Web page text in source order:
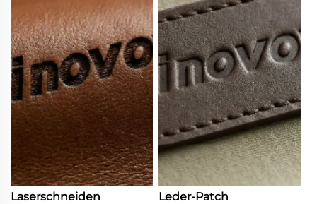
Laserschneiden Leder-Patch